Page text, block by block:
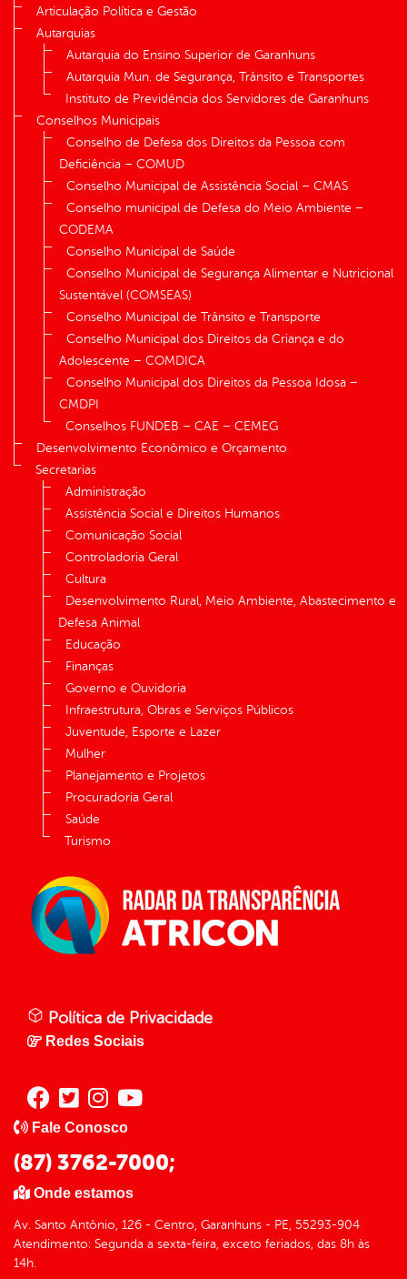
Articulação Política e Gestão
Autarquias
Autarquia do Ensino Superior de Garanhuns
Autarquia Mun. de Segurança, Trânsito e Transportes
Instituto de Previdência dos Servidores de Garanhuns
Conselhos Municipais
Conselho de Defesa dos Direitos da Pessoa com
Deficiência – COMUD
Conselho Municipal de Assistência Social – CMAS
Conselho municipal de Defesa do Meio Ambiente –
CODEMA
Conselho Municipal de Saúde
Conselho Municipal de Segurança Alimentar e Nutricional
Sustentável (COMSEAS)
Conselho Municipal de Trânsito e Transporte
Conselho Municipal dos Direitos da Criança e do
Adolescente – COMDICA
Conselho Municipal dos Direitos da Pessoa Idosa –
CMDPI
Conselhos FUNDEB – CAE – CEMEG
Desenvolvimento Econômico e Orçamento
Secretarias
Administração
Assistência Social e Direitos Humanos
Comunicação Social
Controladoria Geral
Cultura
Desenvolvimento Rural, Meio Ambiente, Abastecimento e
Defesa Animal
Educação
Finanças
Governo e Ouvidoria
Infraestrutura, Obras e Serviços Públicos
Juventude, Esporte e Lazer
Mulher
Planejamento e Projetos
Procuradoria Geral
Saúde
Turismo
Política de Privacidade
Redes Sociais
Fale Conosco
(87) 3762-7000;
Onde estamos
Av. Santo Antônio, 126 - Centro, Garanhuns - PE, 55293-904
Atendimento: Segunda a sexta-feira, exceto feriados, das 8h às
14h.